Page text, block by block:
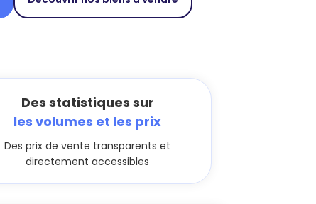
Des statistiques sur
les volumes et les prix
Des prix de vente transparents et
directement accessibles